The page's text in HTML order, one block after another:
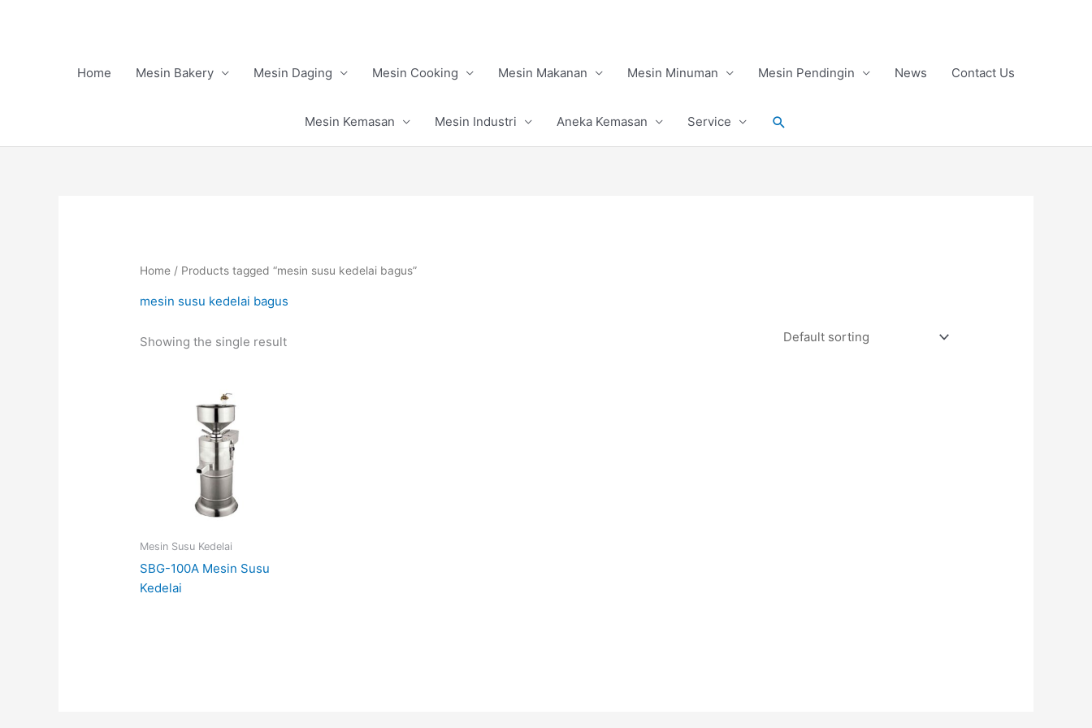
Home
Mesin Bakery Mesin Daging Mesin Cooking Mesin Makanan Mesin Minuman Mesin Pendingin News Contact Us
Mesin Kemasan Mesin Industri Aneka Kemasan Service Search
Home / Products tagged “mesin susu kedelai bagus”
mesin susu kedelai bagus
Showing the single result
Mesin Susu Kedelai
SBG-100A Mesin Susu
Kedelai